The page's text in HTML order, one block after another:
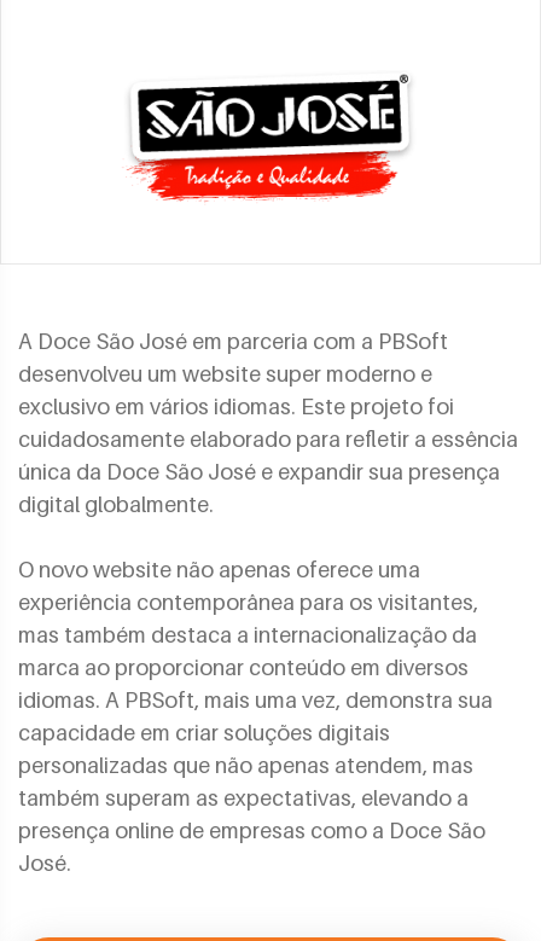
A Doce São José em parceria com a PBSoft
desenvolveu um website super moderno e
exclusivo em vários idiomas. Este projeto foi
cuidadosamente elaborado para refletir a essência
única da Doce São José e expandir sua presença
digital globalmente.
O novo website não apenas oferece uma
experiência contemporânea para os visitantes,
mas também destaca a internacionalização da
marca ao proporcionar conteúdo em diversos
idiomas. A PBSoft, mais uma vez, demonstra sua
capacidade em criar soluções digitais
personalizadas que não apenas atendem, mas
também superam as expectativas, elevando a
presença online de empresas como a Doce São
José.